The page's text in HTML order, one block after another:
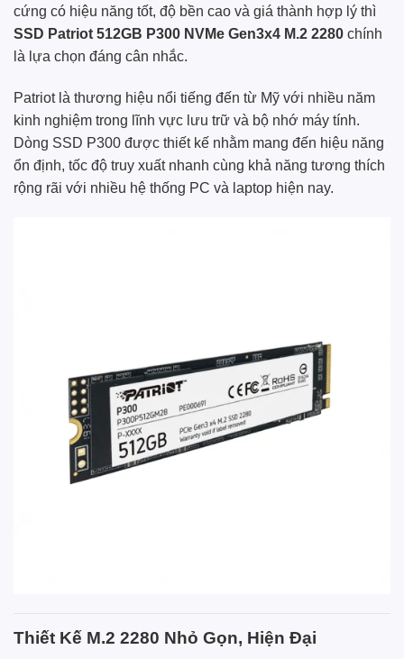
cứng có hiệu năng tốt, độ bền cao và giá thành hợp lý thì
SSD Patriot 512GB P300 NVMe Gen3x4 M.2 2280 chính
là lựa chọn đáng cân nhắc.
Patriot là thương hiệu nổi tiếng đến từ Mỹ với nhiều năm
kinh nghiệm trong lĩnh vực lưu trữ và bộ nhớ máy tính.
Dòng SSD P300 được thiết kế nhằm mang đến hiệu năng
ổn định, tốc độ truy xuất nhanh cùng khả năng tương thích
rộng rãi với nhiều hệ thống PC và laptop hiện nay.
Thiết Kế M.2 2280 Nhỏ Gọn, Hiện Đại